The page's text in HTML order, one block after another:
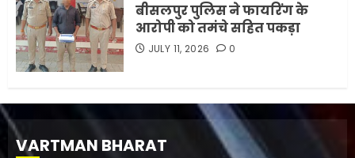
बीसलपुर पुलिस ने फायरिंग के
आरोपी को तमंचे सहित पकड़ा
JULY 11, 2026 0
VARTMAN BHARAT